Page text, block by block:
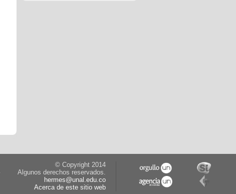
© Copyright 2014
Algunos derechos reservados.
hermes@unal.edu.co
Acerca de este sitio web